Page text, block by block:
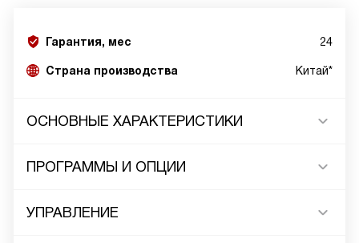
Гарантия, мес 24
Страна производства Китай*
ОСНОВНЫЕ ХАРАКТЕРИСТИКИ
ПРОГРАММЫ И ОПЦИИ
УПРАВЛЕНИЕ